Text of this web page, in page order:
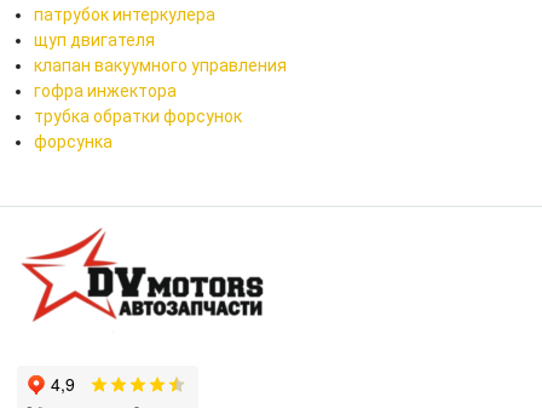
патрубок интеркулера
щуп двигателя
клапан вакуумного управления
гофра инжектора
трубка обратки форсунок
форсунка